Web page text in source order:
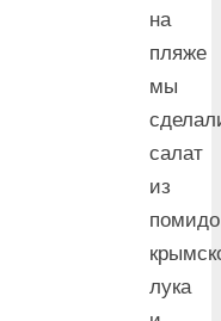
на
пляже
мы
салат
из
лука